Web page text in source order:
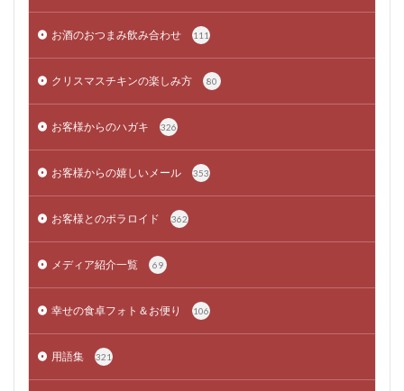
お酒のおつまみ飲み合わせ 111
クリスマスチキンの楽しみ方 80
お客様からのハガキ 326
お客様からの嬉しいメール 353
お客様とのポラロイド 362
メディア紹介一覧 69
幸せの食卓フォト＆お便り 106
用語集 321